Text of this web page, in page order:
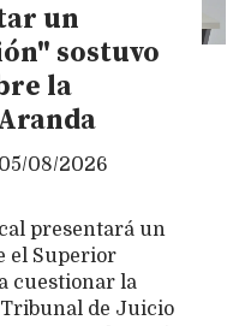
un
sostuvo
la
05/08/2026
presentará un
el Superior
cuestionar la
de Juicio